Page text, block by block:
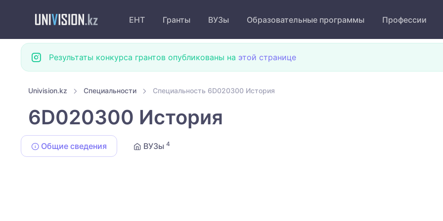
ЕНТ Гранты ВУЗы Образовательные программы Профессии
Результаты конкурса грантов опубликованы на этой странице
Univision.kz Специальности Специальность 6D020300 История
6D020300 История
Общие сведения ВУЗы 4